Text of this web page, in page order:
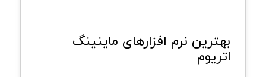
بهترین نرم افزارهای ماینینگ
اتریوم